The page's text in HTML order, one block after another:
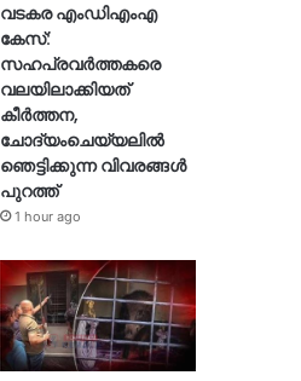
വടകര എംഡിഎംഎ
കേസ്:
സഹപ്രവർത്തകരെ
വലയിലാക്കിയത്
കീർത്തന,
ചോദ്യംചെയ്യലിൽ
ഞെട്ടിക്കുന്ന വിവരങ്ങൾ
പുറത്ത്
1 hour ago